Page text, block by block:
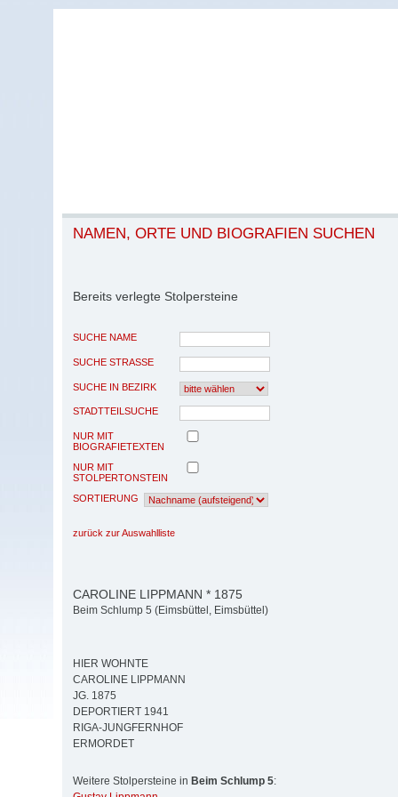
NAMEN, ORTE UND BIOGRAFIEN SUCHEN
Bereits verlegte Stolpersteine
SUCHE NAME
SUCHE STRASSE
SUCHE IN BEZIRK
STADTTEILSUCHE
NUR MIT
BIOGRAFIETEXTEN
NUR MIT
STOLPERTONSTEIN
SORTIERUNG
zurück zur Auswahlliste
CAROLINE LIPPMANN * 1875
Beim Schlump 5 (Eimsbüttel, Eimsbüttel)
HIER WOHNTE
CAROLINE LIPPMANN
JG. 1875
DEPORTIERT 1941
RIGA-JUNGFERNHOF
ERMORDET
Weitere Stolpersteine in Beim Schlump 5: